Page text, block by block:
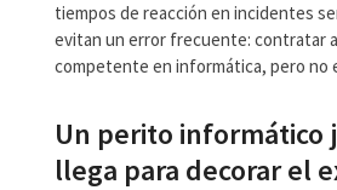
tiempos de reacción en incidentes
evitan un error frecuente: contratar
competente en informática, pero no
Un perito informático
llega para decorar el